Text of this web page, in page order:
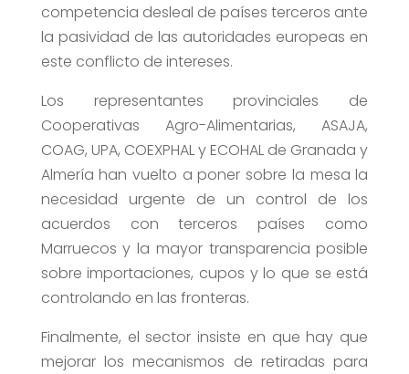
competencia desleal de países terceros ante
la pasividad de las autoridades europeas en
este conflicto de intereses.
Los representantes provinciales de
Cooperativas Agro-Alimentarias, ASAJA,
COAG, UPA, COEXPHAL y ECOHAL de Granada y
Almería han vuelto a poner sobre la mesa la
necesidad urgente de un control de los
acuerdos con terceros países como
Marruecos y la mayor transparencia posible
sobre importaciones, cupos y lo que se está
controlando en las fronteras.
Finalmente, el sector insiste en que hay que
mejorar los mecanismos de retiradas para